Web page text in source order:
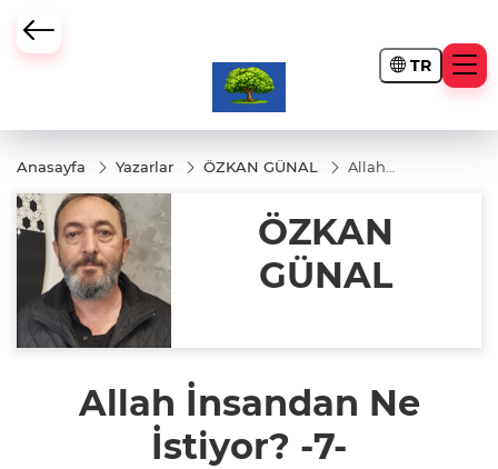
TR
Anasayfa Yazarlar ÖZKAN GÜNAL
Allah
İstiyor?
-7-
ÖZKAN
GÜNAL
Allah İnsandan Ne
İstiyor? -7-